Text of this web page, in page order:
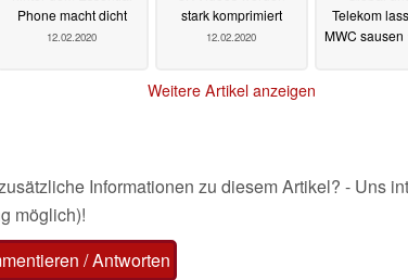
Phone macht dicht
12.02.2020
stark komprimiert
12.02.2020
Telekom
MWC sausen
Weitere Artikel anzeigen
Informationen zu diesem Artikel? - Uns
möglich)!
/ Antworten